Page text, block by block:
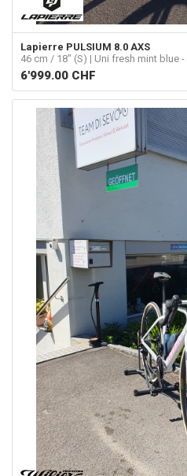
Lapierre PULSIUM 8.0 AXS
46 cm / 18" (S) | Uni fresh mint blue -
6'999.00 CHF